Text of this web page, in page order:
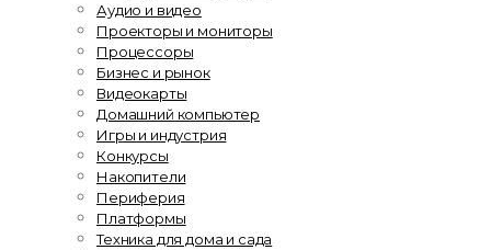
Аудио и видео
Проекторы и мониторы
Процессоры
Бизнес и рынок
Видеокарты
Домашний компьютер
Игры и индустрия
Конкурсы
Накопители
Периферия
Платформы
Техника для дома и сада